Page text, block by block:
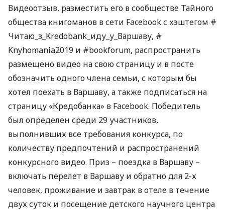
Видеоотзыв, разместить его в сообществе Тайного
общества книгоманов в сети Facebook с хэштегом #
Читаю_з_Kredobank_иду_у_Варшаву, #
Knyhomania2019 и #bookforum, распространить
размещено видео на свою страницу и в посте
обозначить одного члена семьи, с которым бы
хотел поехать в Варшаву, а также подписаться на
страницу «Кредобанка» в Facebook. Победитель
был определен среди 29 участников,
выполнивших все требования конкурса, по
количеству предпочтений и распространений
конкурсного видео. Приз – поездка в Варшаву –
включать перелет в Варшаву и обратно для 2-х
человек, проживание и завтрак в отеле в течение
двух суток и посещение детского научного центра